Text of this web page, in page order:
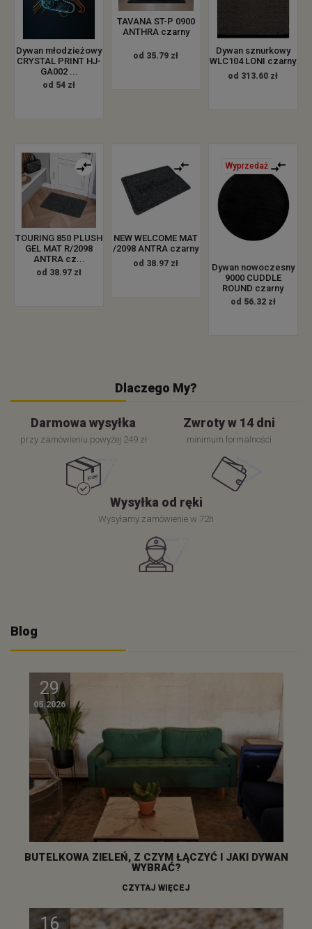
Dywan młodzieżowy
CRYSTAL PRINT HJ-
GA002 ...
od 54 zł
TAVANA ST-P 0900
ANTHRA czarny
od 35.79 zł
Dywan sznurkowy
WLC104 LONI czarny
od 313.60 zł
TOURING 850 PLUSH
GEL MAT R/2098
ANTRA cz...
od 38.97 zł
NEW WELCOME MAT
/2098 ANTRA czarny
od 38.97 zł
Wyprzedaż
Dywan nowoczesny
9000 CUDDLE
ROUND czarny
od 56.32 zł
Dlaczego My?
Darmowa wysyłka
przy zamówieniu powyżej 249 zł
Zwroty w 14 dni
minimum formalności
Wysyłka od ręki
Wysyłamy zamówienie w 72h
Blog
29
05.2026
BUTELKOWA ZIELEŃ, Z CZYM ŁĄCZYĆ I JAKI DYWAN
WYBRAĆ?
CZYTAJ WIĘCEJ
16